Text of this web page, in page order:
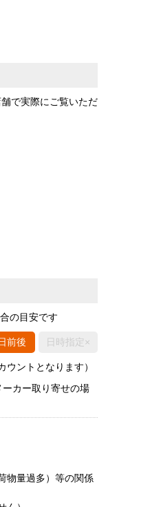
で実際にご覧いただ
の目安です
前後 日時指定×
ントとなります）
カー取り寄せの場
物量過多）等の関係